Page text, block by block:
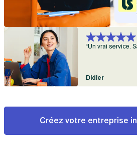
“Un vrai service.
Didier
Créez votre entreprise